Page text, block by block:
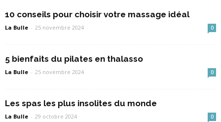
10 conseils pour choisir votre massage idéal
La Bulle - 25 novembre 2024 0
5 bienfaits du pilates en thalasso
La Bulle - 25 novembre 2024 0
Les spas les plus insolites du monde
La Bulle - 29 octobre 2024 0